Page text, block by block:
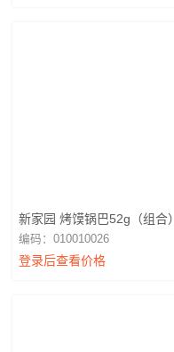
新家园 烤馍锅巴52g（组合）
编码：010010026
登录后查看价格